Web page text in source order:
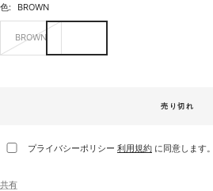
色: BROWN
BROWN
売り切れ
プライバシーポリシー 利用規約 に同意します。
共有